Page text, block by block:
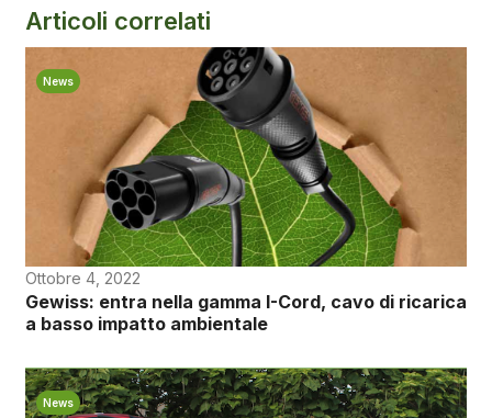
Articoli correlati
News
Ottobre 4, 2022
Gewiss: entra nella gamma I-Cord, cavo di ricarica
a basso impatto ambientale
News